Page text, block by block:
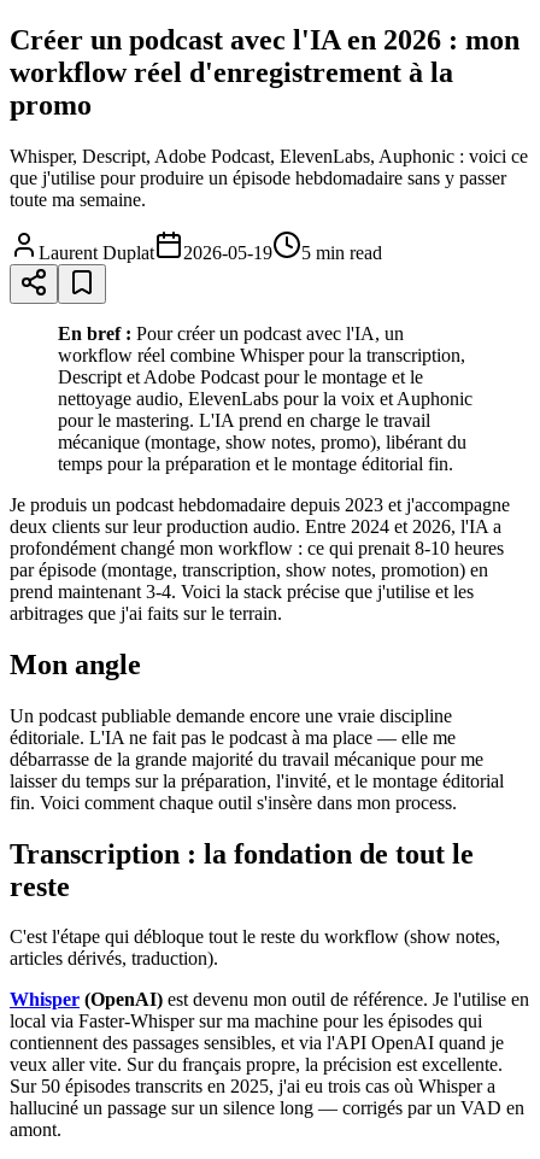
Créer un podcast avec l'IA en 2026 : mon
workflow réel d'enregistrement à la
promo
Whisper, Descript, Adobe Podcast, ElevenLabs, Auphonic : voici ce
que j'utilise pour produire un épisode hebdomadaire sans y passer
toute ma semaine.
Laurent Duplat 2026-05-19 5 min read
En bref : Pour créer un podcast avec l'IA, un
workflow réel combine Whisper pour la transcription,
Descript et Adobe Podcast pour le montage et le
nettoyage audio, ElevenLabs pour la voix et Auphonic
pour le mastering. L'IA prend en charge le travail
mécanique (montage, show notes, promo), libérant du
temps pour la préparation et le montage éditorial fin.
Je produis un podcast hebdomadaire depuis 2023 et j'accompagne
deux clients sur leur production audio. Entre 2024 et 2026, l'IA a
profondément changé mon workflow : ce qui prenait 8-10 heures
par épisode (montage, transcription, show notes, promotion) en
prend maintenant 3-4. Voici la stack précise que j'utilise et les
arbitrages que j'ai faits sur le terrain.
Mon angle
Un podcast publiable demande encore une vraie discipline
éditoriale. L'IA ne fait pas le podcast à ma place — elle me
débarrasse de la grande majorité du travail mécanique pour me
laisser du temps sur la préparation, l'invité, et le montage éditorial
fin. Voici comment chaque outil s'insère dans mon process.
Transcription : la fondation de tout le
reste
C'est l'étape qui débloque tout le reste du workflow (show notes,
articles dérivés, traduction).
Whisper (OpenAI) est devenu mon outil de référence. Je l'utilise en
local via Faster-Whisper sur ma machine pour les épisodes qui
contiennent des passages sensibles, et via l'API OpenAI quand je
veux aller vite. Sur du français propre, la précision est excellente.
Sur 50 épisodes transcrits en 2025, j'ai eu trois cas où Whisper a
halluciné un passage sur un silence long — corrigés par un VAD en
amont.